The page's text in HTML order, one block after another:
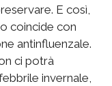
E così,
coincide con
antinfluenzale.
ci potrà
invernale,